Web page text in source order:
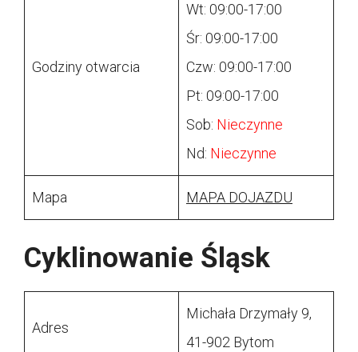
Godziny otwarcia
Wt: 09:00-17:00
Śr: 09:00-17:00
Czw: 09:00-17:00
Pt: 09:00-17:00
Sob: Nieczynne
Nd: Nieczynne
Mapa MAPA DOJAZDU
Cyklinowanie Śląsk
Adres
Michała Drzymały 9,
41-902 Bytom